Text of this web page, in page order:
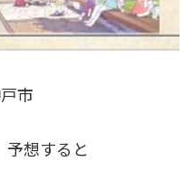
市
予想すると